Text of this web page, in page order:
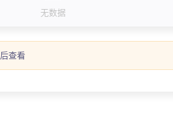
无数据
后查看